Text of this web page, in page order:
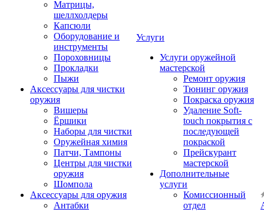
Матрицы,
шеллхолдеры
Капсюли
Оборудование и
инструменты
Пороховницы
Прокладки
Пыжи
Аксессуары для чистки
оружия
Вишеры
Ёршики
Наборы для чистки
Оружейная химия
Патчи, Тампоны
Центры для чистки
оружия
Шомпола
Аксессуары для оружия
Антабки
Услуги
Услуги оружейной
мастерской
Ремонт оружия
Тюнинг оружия
Покраска оружия
Удаление Soft-
touch покрытия с
последующей
покраской
Прейскурант
мастерской
Дополнительные
услуги
Комиссионный
отдел